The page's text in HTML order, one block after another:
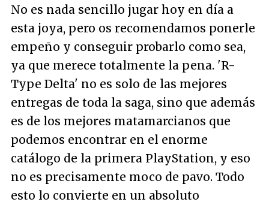
No es nada sencillo jugar hoy en día a
esta joya, pero os recomendamos ponerle
empeño y conseguir probarlo como sea,
ya que merece totalmente la pena. 'R-
Type Delta' no es solo de las mejores
entregas de toda la saga, sino que además
es de los mejores matamarcianos que
podemos encontrar en el enorme
catálogo de la primera PlayStation, y eso
no es precisamente moco de pavo. Todo
esto lo convierte en un absoluto